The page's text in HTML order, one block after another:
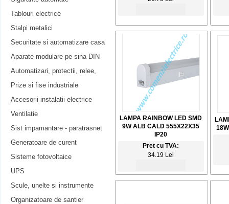
Tablouri electrice
Stalpi metalici
Securitate si automatizare casa
Aparate modulare pe sina DIN
Automatizari, protectii, relee,
Prize si fise industriale
Accesorii instalatii electrice
Ventilatie
Sist impamantare - paratrasnet
Generatoare de curent
Sisteme fotovoltaice
UPS
Scule, unelte si instrumente
Organizatoare de santier
LAMPA RAINBOW LED SMD
9W ALB CALD 555X22X35
IP20
Pret cu TVA:
34.19 Lei